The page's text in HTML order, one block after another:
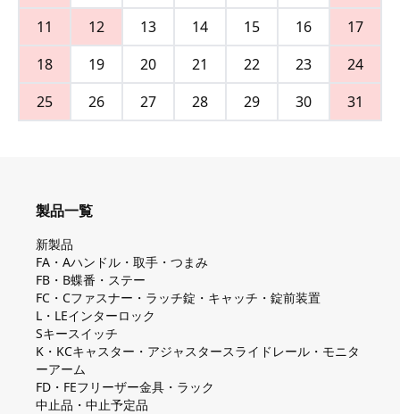
11
12 13 14 15 16
17
18
19 20 21 22 23
24
25
26 27 28 29 30 31
製品一覧
新製品
FA・Aハンドル・取手・つまみ
FB・B蝶番・ステー
FC・Cファスナー・ラッチ錠・キャッチ・錠前装置
L・LEインターロック
Sキースイッチ
K・KCキャスター・アジャスタースライドレール・モニタ
ーアーム
FD・FEフリーザー金具・ラック
中止品・中止予定品